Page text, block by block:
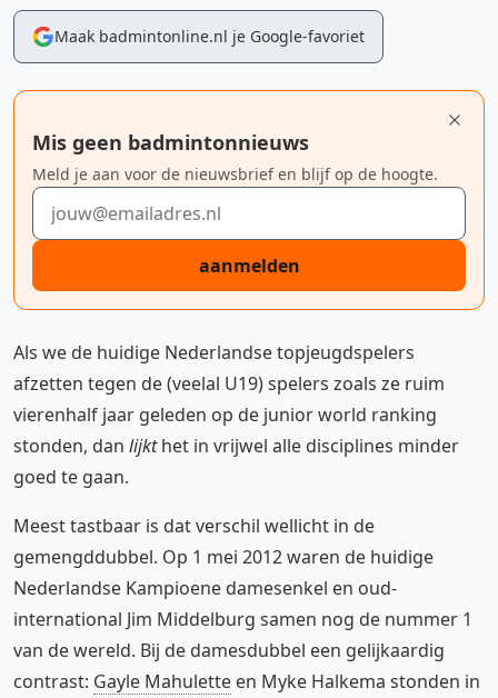
Maak badmintonline.nl je Google-favoriet
Mis geen badmintonnieuws
Meld je aan voor de nieuwsbrief en blijf op de hoogte.
E-mailadres
aanmelden
Als we de huidige Nederlandse topjeugdspelers
afzetten tegen de (veelal U19) spelers zoals ze ruim
vierenhalf jaar geleden op de junior world ranking
stonden, dan lijkthet in vrijwel alle disciplines minder
goed te gaan.
Meest tastbaar is dat verschil wellicht in de
gemengddubbel. Op 1 mei 2012 waren de huidige
Nederlandse Kampioene damesenkel en oud-
international Jim Middelburg samen nog de nummer 1
van de wereld. Bij de damesdubbel een gelijkaardig
contrast: Gayle Mahulette en Myke Halkema stonden in